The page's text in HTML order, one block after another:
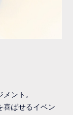
ント。
喜ばせるイベン